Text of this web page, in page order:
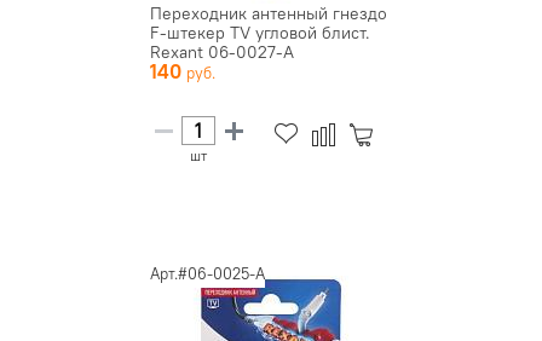
Переходник антенный гнездо
F-штекер TV угловой блист.
Rexant 06-0027-A
140
шт
Арт.#06-0025-A